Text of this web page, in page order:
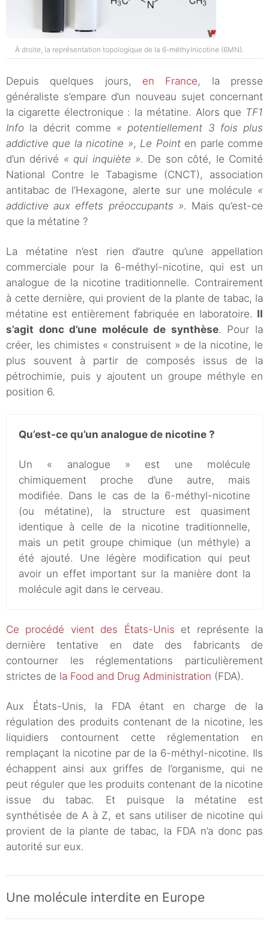
À droite, la représentation topologique de la 6-méthylnicotine (6MN).
Depuis quelques jours, en France, la presse
généraliste s’empare d’un nouveau sujet concernant
la cigarette électronique : la métatine. Alors que TF1
Info la décrit comme « potentiellement 3 fois plus
addictive que la nicotine », Le Pointen parle comme
d’un dérivé « qui inquiète ». De son côté, le Comité
National Contre le Tabagisme (CNCT), association
antitabac de l’Hexagone, alerte sur une molécule «
addictive aux effets préoccupants ». Mais qu’est-ce
que la métatine ?
La métatine n’est rien d’autre qu’une appellation
commerciale pour la 6-méthyl-nicotine, qui est un
analogue de la nicotine traditionnelle. Contrairement
à cette dernière, qui provient de la plante de tabac, la
métatine est entièrement fabriquée en laboratoire. Il
s’agit donc d’une molécule de synthèse. Pour la
créer, les chimistes « construisent » de la nicotine, le
plus souvent à partir de composés issus de la
pétrochimie, puis y ajoutent un groupe méthyle en
position 6.
Qu’est-ce qu’un analogue de nicotine ?
Un « analogue » est une molécule
chimiquement proche d’une autre, mais
modifiée. Dans le cas de la 6-méthyl-nicotine
(ou métatine), la structure est quasiment
identique à celle de la nicotine traditionnelle,
mais un petit groupe chimique (un méthyle) a
été ajouté. Une légère modification qui peut
avoir un effet important sur la manière dont la
molécule agit dans le cerveau.
Ce procédé vient des États-Unis et représente la
dernière tentative en date des fabricants de
contourner les réglementations particulièrement
strictes de la Food and Drug Administration (FDA).
Aux États-Unis, la FDA étant en charge de la
régulation des produits contenant de la nicotine, les
liquidiers contournent cette réglementation en
remplaçant la nicotine par de la 6-méthyl-nicotine. Ils
échappent ainsi aux griffes de l’organisme, qui ne
peut réguler que les produits contenant de la nicotine
issue du tabac. Et puisque la métatine est
synthétisée de A à Z, et sans utiliser de nicotine qui
provient de la plante de tabac, la FDA n’a donc pas
autorité sur eux.
Une molécule interdite en Europe